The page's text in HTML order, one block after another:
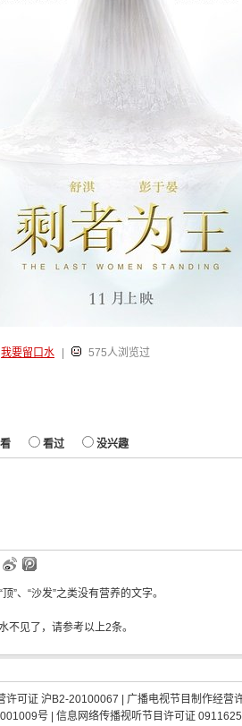
我要留口水 575人浏览过
看过 没兴趣
”、“沙发”之类没有营养的文字。
不见了，请参考以上2条。
许可证 沪B2-20100067 | 广播电视节目制作经营
号| 信息网络传播视听节目许可证